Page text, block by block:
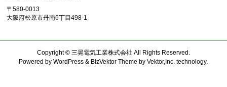
〒580-0013
大阪府松原市丹南6丁目498-1
Copyright © 三晃電気工業株式会社 All Rights Reserved.
Powered byWordPress & BizVektor Theme byVektor,Inc. technology.